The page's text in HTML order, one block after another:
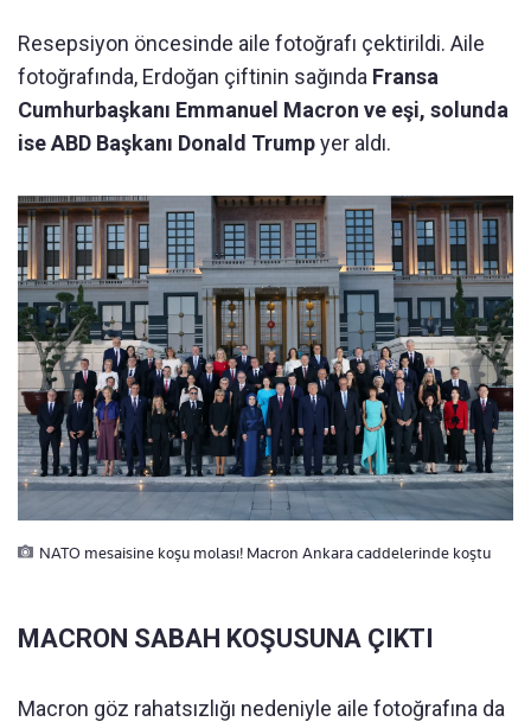
Resepsiyon öncesinde aile fotoğrafı çektirildi. Aile
fotoğrafında, Erdoğan çiftinin sağında Fransa
Cumhurbaşkanı Emmanuel Macron ve eşi, solunda
ise ABD Başkanı Donald Trumpyer aldı.
NATO mesaisine koşu molası! Macron Ankara caddelerinde koştu
MACRON SABAH KOŞUSUNA ÇIKTI
Macron göz rahatsızlığı nedeniyle aile fotoğrafına da